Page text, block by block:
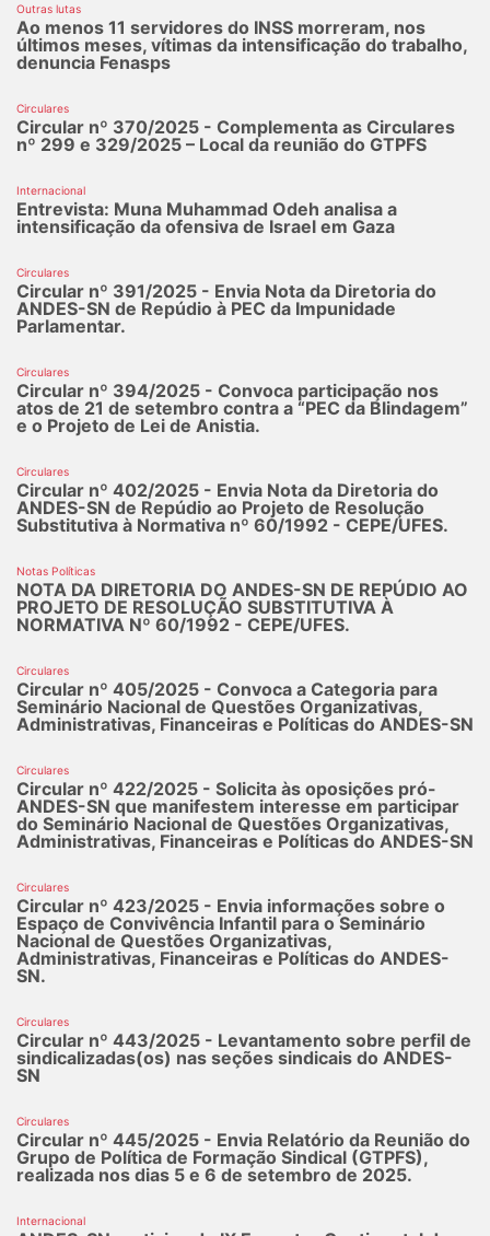
Outras lutas
Ao menos 11 servidores do INSS morreram, nos
últimos meses, vítimas da intensificação do trabalho,
denuncia Fenasps
Circulares
Circular nº 370/2025 - Complementa as Circulares
nº 299 e 329/2025 – Local da reunião do GTPFS
Internacional
Entrevista: Muna Muhammad Odeh analisa a
intensificação da ofensiva de Israel em Gaza
Circulares
Circular nº 391/2025 - Envia Nota da Diretoria do
ANDES-SN de Repúdio à PEC da Impunidade
Parlamentar.
Circulares
Circular nº 394/2025 - Convoca participação nos
atos de 21 de setembro contra a “PEC da Blindagem”
e o Projeto de Lei de Anistia.
Circulares
Circular nº 402/2025 - Envia Nota da Diretoria do
ANDES-SN de Repúdio ao Projeto de Resolução
Substitutiva à Normativa nº 60/1992 - CEPE/UFES.
Notas Políticas
NOTA DA DIRETORIA DO ANDES-SN DE REPÚDIO AO
PROJETO DE RESOLUÇÃO SUBSTITUTIVA À
NORMATIVA Nº 60/1992 - CEPE/UFES.
Circulares
Circular nº 405/2025 - Convoca a Categoria para
Seminário Nacional de Questões Organizativas,
Administrativas, Financeiras e Políticas do ANDES-SN
Circulares
Circular nº 422/2025 - Solicita às oposições pró-
ANDES-SN que manifestem interesse em participar
do Seminário Nacional de Questões Organizativas,
Administrativas, Financeiras e Políticas do ANDES-SN
Circulares
Circular nº 423/2025 - Envia informações sobre o
Espaço de Convivência Infantil para o Seminário
Nacional de Questões Organizativas,
Administrativas, Financeiras e Políticas do ANDES-
SN.
Circulares
Circular nº 443/2025 - Levantamento sobre perfil de
sindicalizadas(os) nas seções sindicais do ANDES-
SN
Circulares
Circular nº 445/2025 - Envia Relatório da Reunião do
Grupo de Política de Formação Sindical (GTPFS),
realizada nos dias 5 e 6 de setembro de 2025.
Internacional